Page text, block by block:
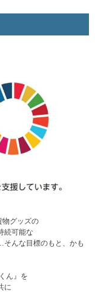
物グッズの
続可能な
そんな目標のもと、かも
ん 』 を
に